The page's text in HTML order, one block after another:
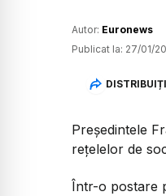
Autor: Euronews
Publicat la: 27/01/
Președintele
rețelelor de
Într-o postare